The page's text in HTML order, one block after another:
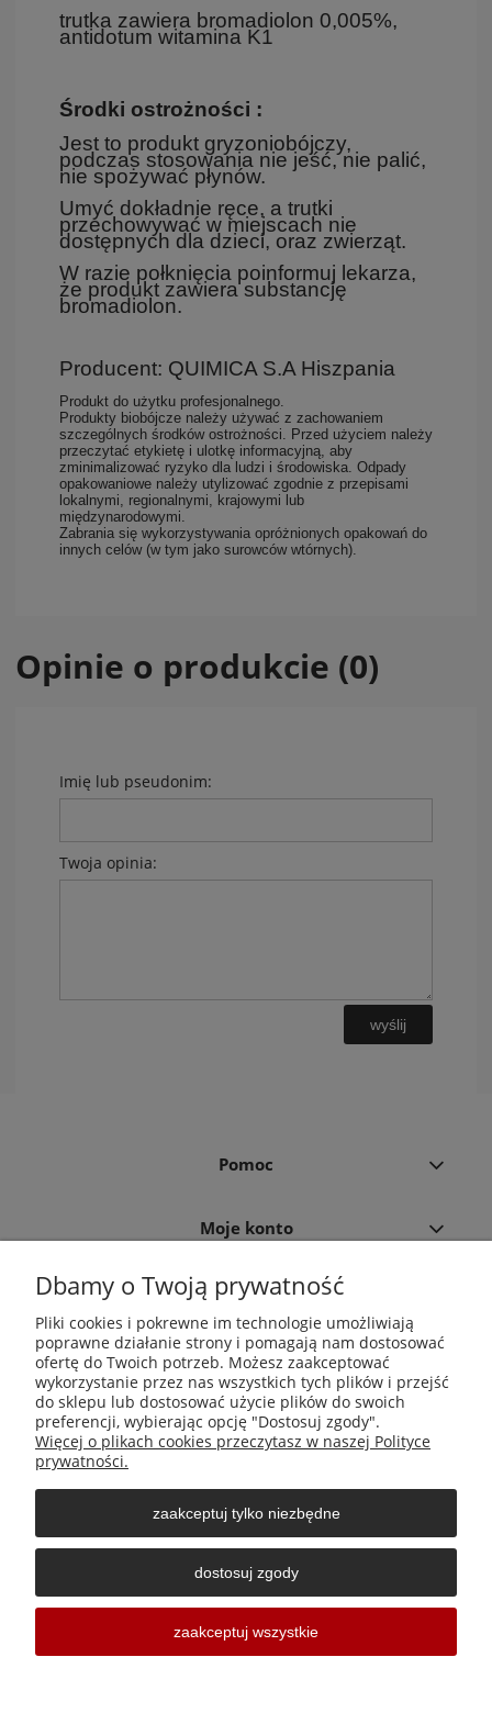
trutka zawiera bromadiolon 0,005%,
antidotum witamina K1
Środki ostrożności :
Jest to produkt gryzoniobójczy,
podczas stosowania nie jeść, nie palić,
nie spożywać płynów.
Umyć dokładnie ręce, a trutki
przechowywać w miejscach nie
dostępnych dla dzieci, oraz zwierząt.
W razie połknięcia poinformuj lekarza,
że produkt zawiera substancję
bromadiolon.
Producent: QUIMICA S.A Hiszpania
Produkt do użytku profesjonalnego.
Produkty biobójcze należy używać z zachowaniem
szczególnych środków ostrożności. Przed użyciem należy
przeczytać etykietę i ulotkę informacyjną, aby
zminimalizować ryzyko dla ludzi i środowiska. Odpady
opakowaniowe należy utylizować zgodnie z przepisami
lokalnymi, regionalnymi, krajowymi lub
międzynarodowymi.
Zabrania się wykorzystywania opróżnionych opakowań do
innych celów (w tym jako surowców wtórnych).
Opinie o produkcie (0)
Imię lub pseudonim:
Twoja opinia:
wyślij
Pomoc
Moje konto
Płatności i dostawa
Informacje
O nas
Środki do zwalczania szkodników Aga Pułapki | Wacława
Iwaszkiewicza 23, 32-406 Zakliczyn | AGA-PLAST MET 2 Paweł
Sałach | NIP: 6811796065 | REGON: 363212838
Sklepy internetowe Shoper Częstochowa
Dbamy o Twoją prywatność
Pliki cookies i pokrewne im technologie umożliwiają
poprawne działanie strony i pomagają nam dostosować
ofertę do Twoich potrzeb. Możesz zaakceptować
wykorzystanie przez nas wszystkich tych plików i przejść
do sklepu lub dostosować użycie plików do swoich
preferencji, wybierając opcję "Dostosuj zgody".
Więcej o plikach cookies przeczytasz w naszej Polityce
prywatności.
zaakceptuj tylko niezbędne
dostosuj zgody
zaakceptuj wszystkie